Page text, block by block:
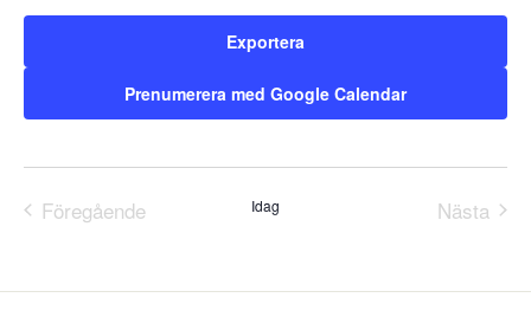
Exportera
Prenumerera med Google Calendar
Föregående
Idag
Nästa